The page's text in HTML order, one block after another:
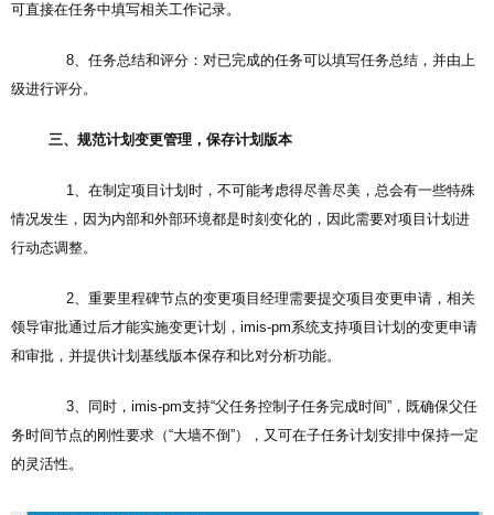
可直接在任务中填写相关工作记录。
8、任务总结和评分：对已完成的任务可以填写任务总结，并由上
级进行评分。
三、规范计划变更管理，保存计划版本
1、在制定项目计划时，不可能考虑得尽善尽美，总会有一些特殊
情况发生，因为内部和外部环境都是时刻变化的，因此需要对项目计划进
行动态调整。
2、重要里程碑节点的变更项目经理需要提交项目变更申请，相关
领导审批通过后才能实施变更计划，imis-pm系统支持项目计划的变更申请
和审批，并提供计划基线版本保存和比对分析功能。
3、同时，imis-pm支持“父任务控制子任务完成时间”，既确保父任
务时间节点的刚性要求（“大墙不倒”），又可在子任务计划安排中保持一定
的灵活性。